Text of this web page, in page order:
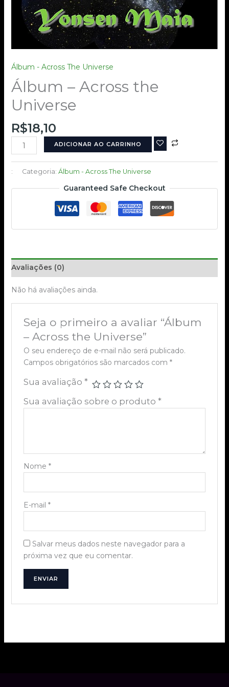
Álbum - Across The Universe
Álbum – Across the
Universe
R$18,10
ADICIONAR AO CARRINHO
: Categoria: Álbum - Across The Universe
Guaranteed Safe Checkout
Avaliações (0)
Não há avaliações ainda.
Seja o primeiro a avaliar “Álbum
– Across the Universe”
O seu endereço de e-mail não será publicado.
Campos obrigatórios são marcados com *
Sua avaliação *
Sua avaliação sobre o produto *
Nome *
E-mail *
Salvar meus dados neste navegador para a
próxima vez que eu comentar.